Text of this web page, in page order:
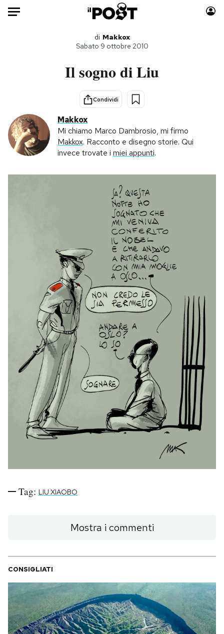
Auto
Politica
Tecnologia
Internet
Scienza
Libri
Storie/Idee
Ok Boomer!
Media
Mondiali calcio 2026
NEWSLETTER
I MIEI PREFERITI
SHOP
CALENDARIO
AREA PERSONALE
Area Personale
Regala il Post
Esci
di Makkox
Sabato 9 ottobre 2010
Il sogno di Liu
Condividi
Makkox
Mi chiamo Marco Dambrosio, mi firmo
Makkox. Racconto e disegno storie. Qui
invece trovate i miei appunti.
Tag: LIU XIAOBO
Mostra i commenti
CONSIGLIATI